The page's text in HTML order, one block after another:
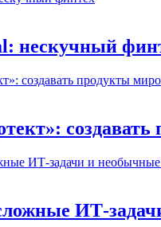
нескучный